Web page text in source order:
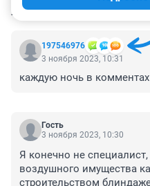
КОММЕНТАРИИ 44
197546976
3 ноября 2023, 10:31
каждую ночь в
Гость
3 ноября 2023, 10:30
Я конечно не
воздушного имущества
строительством